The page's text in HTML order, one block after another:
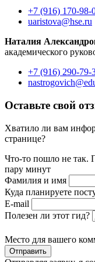
+7 (916) 170-98-
uaristova@hse.ru
Наталия
академического
+7 (916) 290-79-
Оставьте свой
Хватило ли вам
странице?
Что-то пошло не так.
пару минут
Фамилия и имя
Куда планируете
E-mail
Полезен ли этот гид?
Место для вашего